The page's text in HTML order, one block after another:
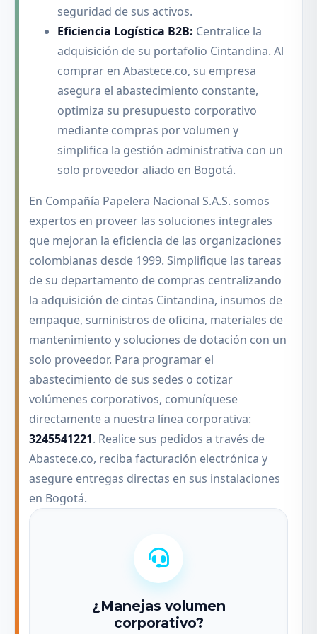
seguridad de sus activos.
Eficiencia Logística B2B: Centralice la
adquisición de su portafolio Cintandina. Al
comprar en Abastece.co, su empresa
asegura el abastecimiento constante,
optimiza su presupuesto corporativo
mediante compras por volumen y
simplifica la gestión administrativa con un
solo proveedor aliado en Bogotá.
En Compañía Papelera Nacional S.A.S. somos
expertos en proveer las soluciones integrales
que mejoran la eficiencia de las organizaciones
colombianas desde 1999. Simplifique las tareas
de su departamento de compras centralizando
la adquisición de cintas Cintandina, insumos de
empaque, suministros de oficina, materiales de
mantenimiento y soluciones de dotación con un
solo proveedor. Para programar el
abastecimiento de sus sedes o cotizar
volúmenes corporativos, comuníquese
directamente a nuestra línea corporativa:
3245541221. Realice sus pedidos a través de
Abastece.co, reciba facturación electrónica y
asegure entregas directas en sus instalaciones
en Bogotá.
¿Manejas volumen
corporativo?